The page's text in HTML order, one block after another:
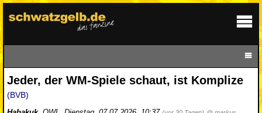
Jeder, der WM-Spiele schaut, ist Komplize
(BVB)